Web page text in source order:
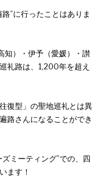
”に行ったことはありま
）・伊予（愛媛）・讃
礼路は、1,200年を超え
復型」の聖地巡礼とは異
路さんになることができ
ミーティング”での、四
ます！